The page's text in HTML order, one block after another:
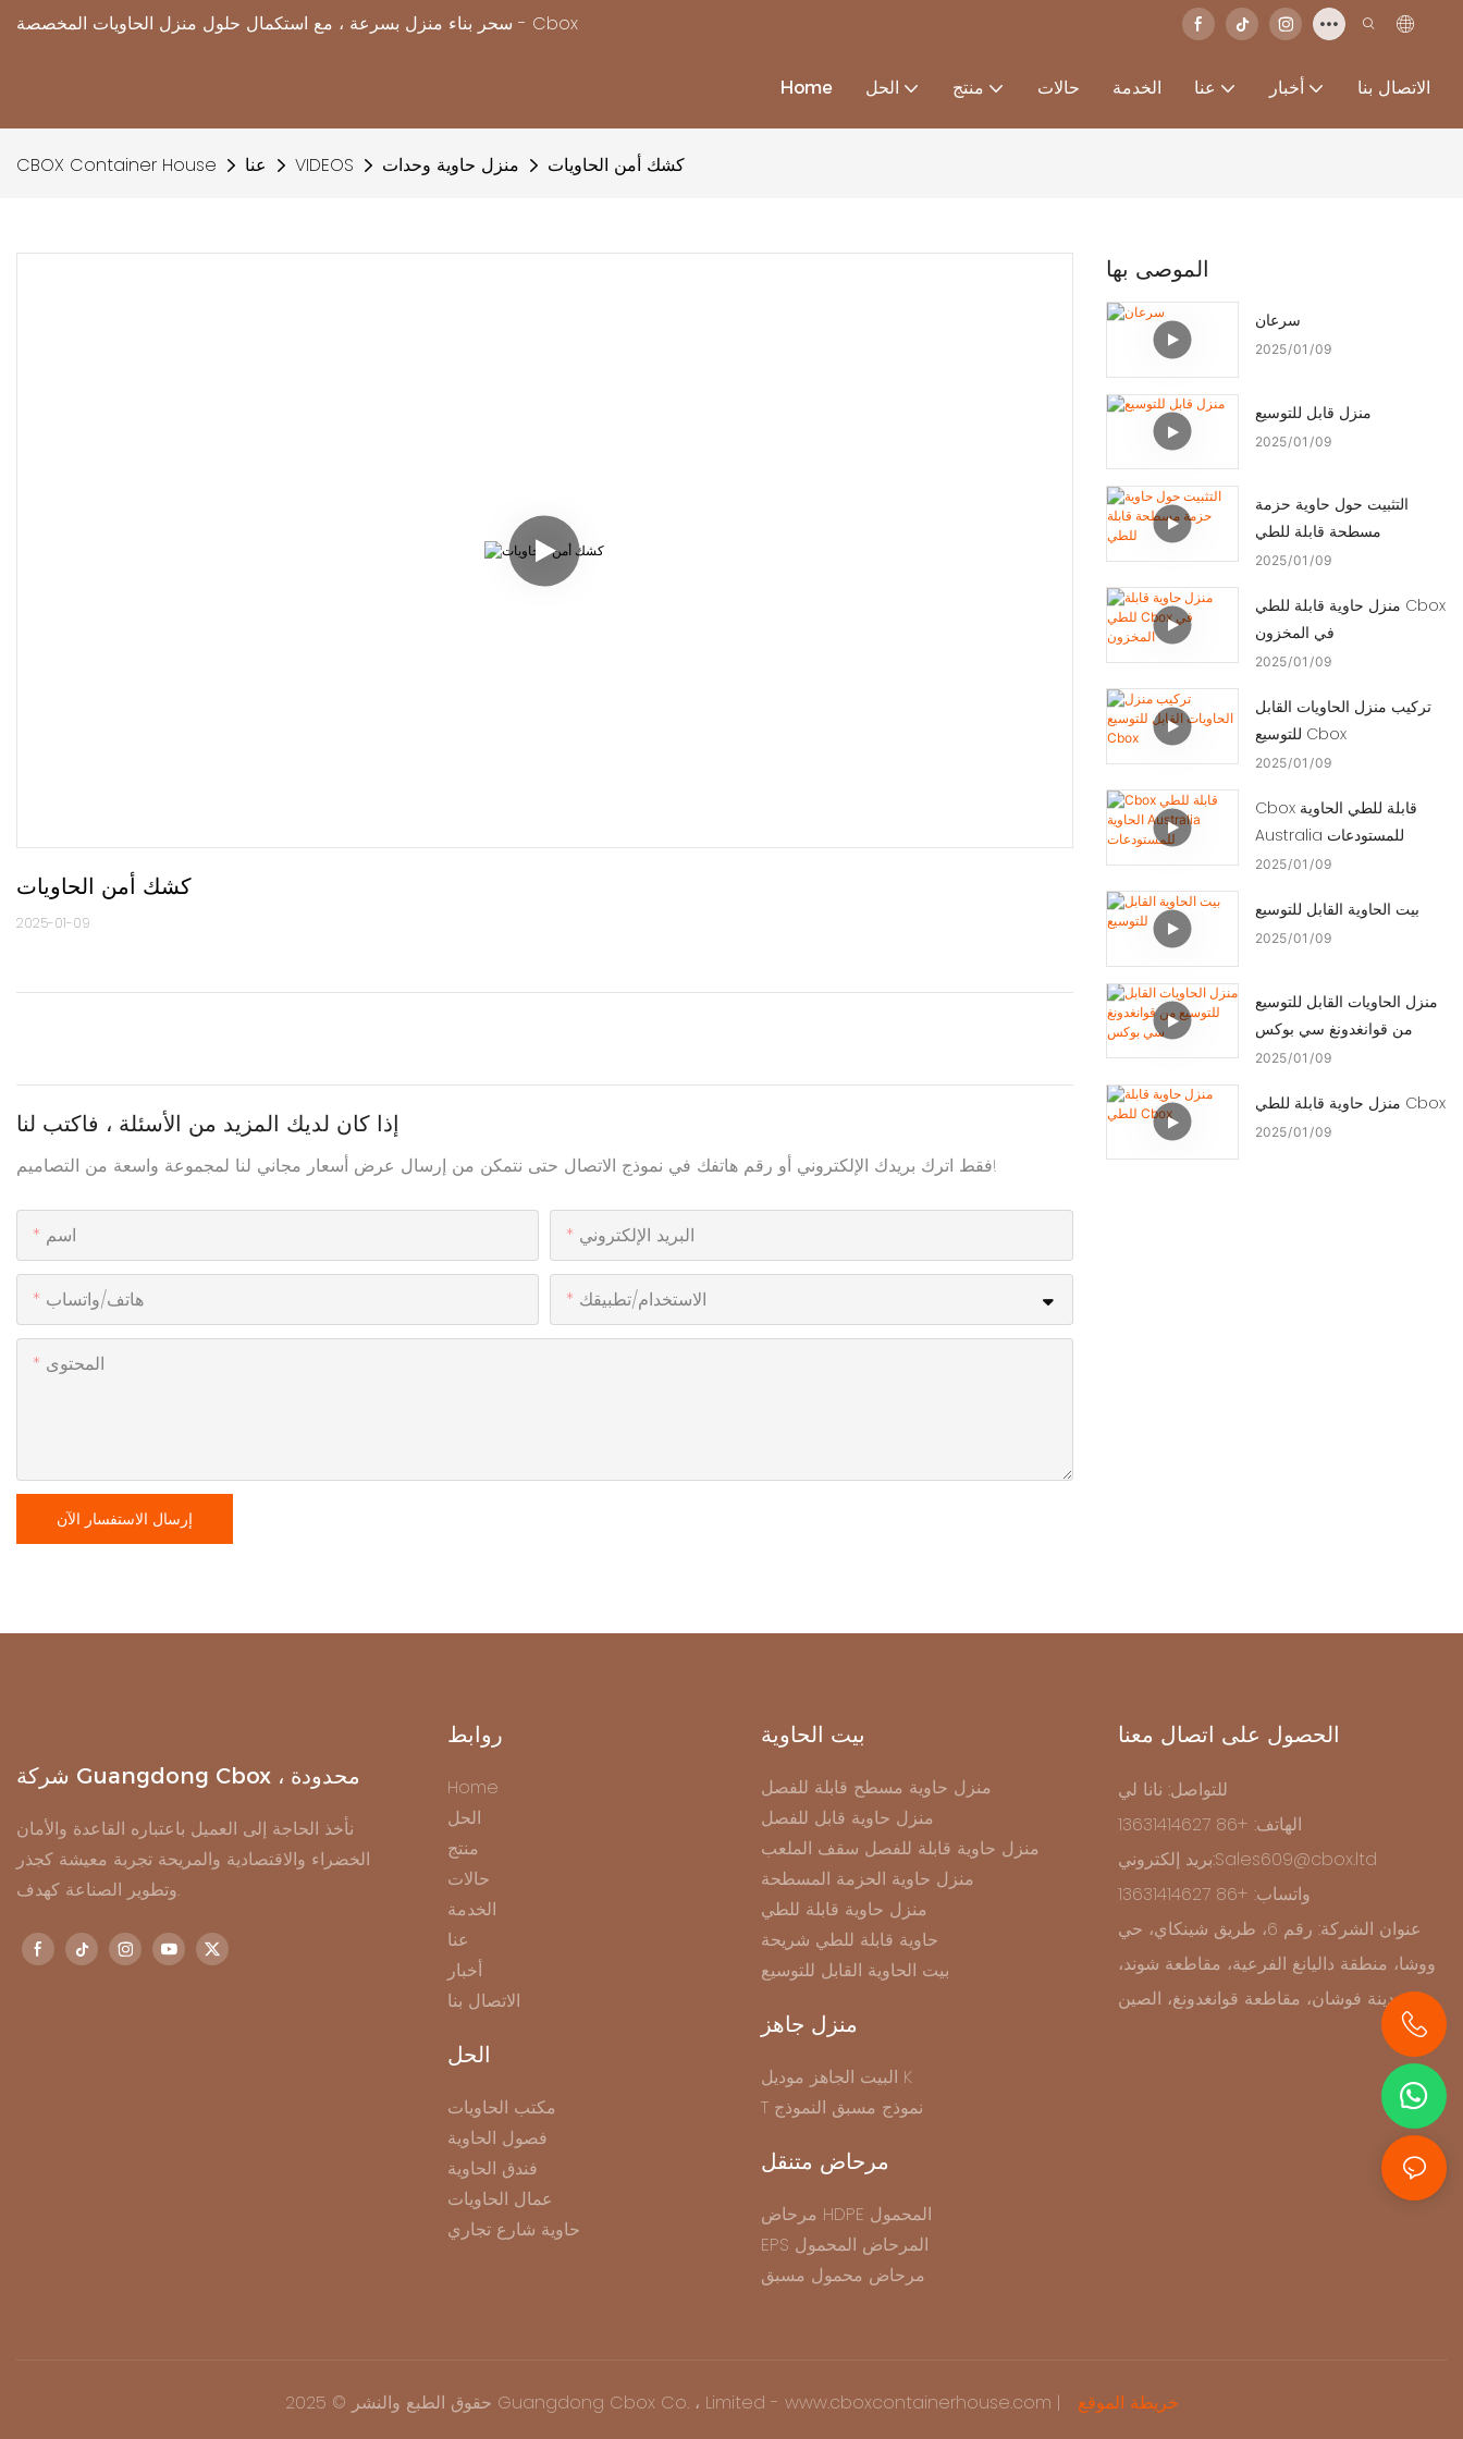
سحر بناء منزل بسرعة ، مع استكمال حلول منزل الحاويات المخصصة - Cbox
Home الحل منتج حالات الخدمة عنا أخبار الاتصال بنا
CBOX Container House عنا VIDEOS منزل حاوية وحدات كشك أمن الحاويات
كشك أمن الحاويات
2025-01-09
إذا كان لديك المزيد من الأسئلة ، فاكتب لنا
فقط اترك بريدك الإلكتروني أو رقم هاتفك في نموذج الاتصال حتى نتمكن من إرسال عرض أسعار مجاني لنا لمجموعة واسعة من التصاميم!
اسم البريد الإلكتروني
هاتف/واتساب الاستخدام/تطبيقك
المحتوى
إرسال الاستفسار الآن
الموصى بها
سرعان
2025 01 09
منزل قابل للتوسيع
2025 01 09
التثبيت حول حاوية حزمة
مسطحة قابلة للطي
2025 01 09
منزل حاوية قابلة للطي Cbox
في المخزون
2025 01 09
تركيب منزل الحاويات القابل
للتوسيع Cbox
2025 01 09
Cbox قابلة للطي الحاوية
Australia للمستودعات
2025 01 09
بيت الحاوية القابل للتوسيع
2025 01 09
منزل الحاويات القابل للتوسيع
من قوانغدونغ سي بوكس
2025 01 09
منزل حاوية قابلة للطي Cbox
2025 01 09
شركة Guangdong Cbox ، محدودة
نأخذ الحاجة إلى العميل باعتباره القاعدة والأمان
الخضراء والاقتصادية والمريحة تجربة معيشة كجذر
وتطوير الصناعة كهدف.
روابط
Home
الحل
منتج
حالات
الخدمة
عنا
أخبار
الاتصال بنا
الحل
مكتب الحاويات
فصول الحاوية
فندق الحاوية
عمال الحاويات
حاوية شارع تجاري
بيت الحاوية
منزل حاوية مسطح قابلة للفصل
منزل حاوية قابل للفصل
منزل حاوية قابلة للفصل سقف الملعب
منزل حاوية الحزمة المسطحة
منزل حاوية قابلة للطي
حاوية قابلة للطي شريحة
بيت الحاوية القابل للتوسيع
منزل جاهز
البيت الجاهز موديل K
T نموذج مسبق النموذج
مرحاض متنقل
مرحاض HDPE المحمول
EPS المرحاض المحمول
مرحاض محمول مسبق
الحصول على اتصال معنا
للتواصل: نانا لي
الهاتف: +86 13631414627
بريد إلكتروني:Sales609@cbox.ltd
واتساب: +86 13631414627
عنوان الشركة: رقم 6، طريق شينكاي، حي
ووشا، منطقة داليانغ الفرعية، مقاطعة شوند،
مدينة فوشان، مقاطعة قوانغدونغ، الصين
حقوق الطبع والنشر © 2025 Guangdong Cbox Co. ، Limited - www.cboxcontainerhouse.com | خريطة الموقع